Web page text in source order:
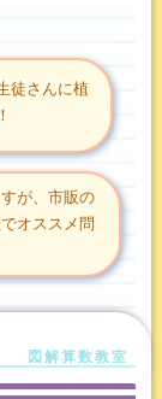
徒さんに植
が、市販の
オススメ問